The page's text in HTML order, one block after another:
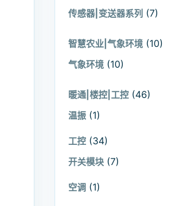
传感器|变送器系列 (7)
智慧农业|气象环境 (10)
气象环境 (10)
暖通|楼控|工控 (46)
温振 (1)
工控 (34)
开关模块 (7)
空调 (1)